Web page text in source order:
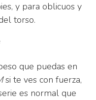
y para oblicuos y
torso.
que puedas en
si te ves con fuerza,
es normal que